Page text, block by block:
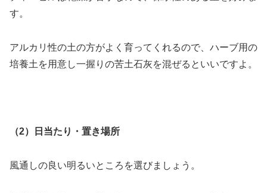
す。
アルカリ性の土の方がよく育ってくれるので、ハーブ用の
培養土を用意し一握りの苦土石灰を混ぜるといいですよ。
（2）日当たり・置き場所
風通しの良い明るいところを選びましょう。